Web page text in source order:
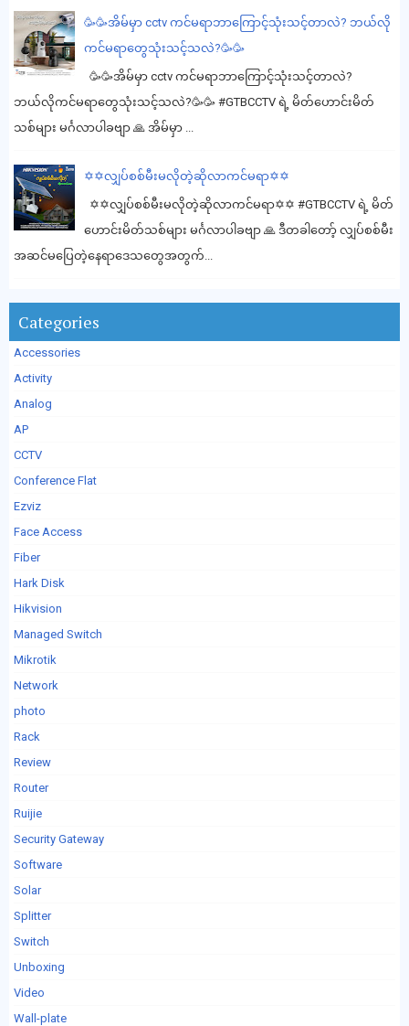
🥳🥳အိမ်မှာ cctv ကင်မရာဘာကြောင့်သုံးသင့်တာလဲ? ဘယ်လို
ကင်မရာတွေသုံးသင့်သလဲ?🥳🥳
🥳🥳အိမ်မှာ cctv ကင်မရာဘာကြောင့်သုံးသင့်တာလဲ?
ဘယ်လိုကင်မရာတွေသုံးသင့်သလဲ?🥳🥳 #GTBCCTV ရဲ့ မိတ်ဟောင်းမိတ်
သစ်များ မင်္ဂလာပါခဗျာ 🙏 အိမ်မှာ ...
✡️✡️လျှပ်စစ်မီးမလိုတဲ့ဆိုလာကင်မရာ✡️✡️
✡️✡️လျှပ်စစ်မီးမလိုတဲ့ဆိုလာကင်မရာ✡️✡️ #GTBCCTV ရဲ့ မိတ်
ဟောင်းမိတ်သစ်များ မင်္ဂလာပါခဗျာ 🙏 ဒီတခါတော့် လျှပ်စစ်မီး
အဆင်မပြေတဲ့နေရာဒေသတွေအတွက်...
Categories
Accessories
Activity
Analog
AP
CCTV
Conference Flat
Ezviz
Face Access
Fiber
Hark Disk
Hikvision
Managed Switch
Mikrotik
Network
photo
Rack
Review
Router
Ruijie
Security Gateway
Software
Solar
Splitter
Switch
Unboxing
Video
Wall-plate